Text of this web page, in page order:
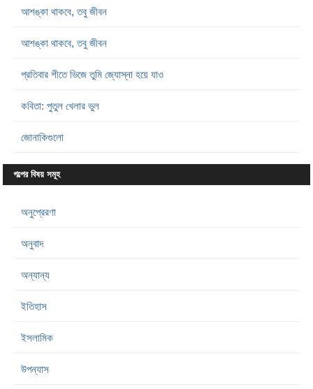
আশঙ্কা থাকবে, তবু জীবন
আশঙ্কা থাকবে, তবু জীবন
প্রতিবার শীতে ভিজে তুমি জ্যোস্না হয়ে যাও
কবিতা: পুতুল খেলার ভুল
জোনাকিগুলো
গল্পের বিষয় সমূহ
অনুপ্রেরণা
অনুবাদ
অন্যান্য
ইতিহাস
ইসলামিক
উপন্যাস